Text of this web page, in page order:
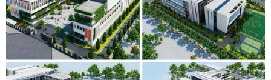
Ngoài ra, đại diện VNNIC cũng cho biết, thông
tin người sở hữu tên miền sẽ được cung cấp khi
có yêu cầu của cơ quan chức năng theo quy
định./.